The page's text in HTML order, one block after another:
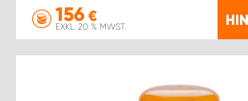
156 €
EXKL. 20 % MWST.